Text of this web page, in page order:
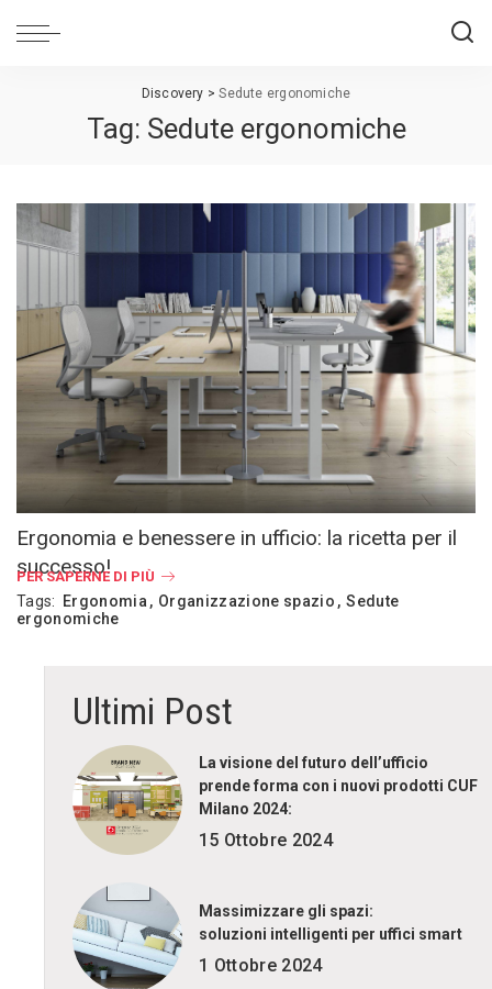
Discovery >Sedute ergonomiche
Tag: Sedute ergonomiche
Ergonomia e benessere in ufficio: la ricetta per il
successo!
Tags: Ergonomia Organizzazione spazio
Sedute
ergonomiche
PER SAPERNE DI PIÙ
Ultimi Post
La visione del futuro dell’ufficio
prende forma con i nuovi prodotti CUF
Milano 2024:
15 Ottobre 2024
Massimizzare gli spazi:
soluzioni intelligenti per uffici smart
1 Ottobre 2024